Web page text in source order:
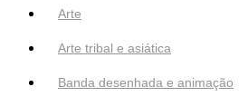
Arte
Arte tribal e asiática
Banda desenhada e animação